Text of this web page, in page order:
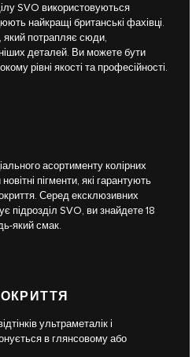
SVO використовуються
найкращі британські фахівці.
який потрапляє сюди,
деталей. Ви можете бути
рівні якості та професійності.
асортименту колірних
пігменти, які гарантують
Серед ексклюзивних
підрозділ SVO, ви знайдете 18
який смак.
ультраметалік і
в глянсовому або